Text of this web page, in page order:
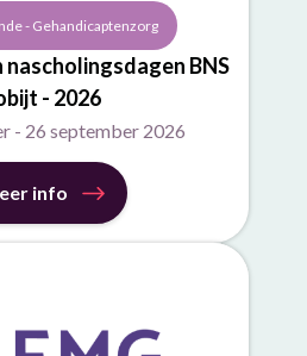
- Gehandicaptenzorg
nascholingsdagen BNS
- 2026
- 26 september 2026
info